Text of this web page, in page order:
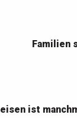
Familien
ist